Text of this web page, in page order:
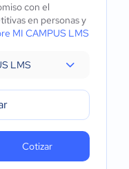
con el
en personas y
MI CAMPUS LMS
LMS
Cotizar